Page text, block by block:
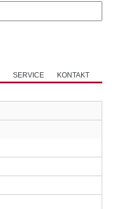
SERVICE KONTAKT